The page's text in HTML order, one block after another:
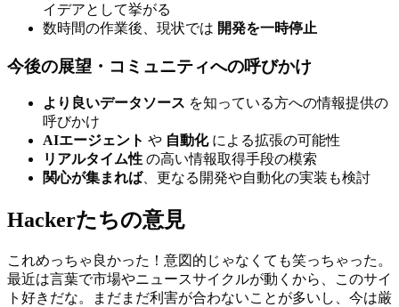
イデアとして挙がる
数時間の作業後、現状では 開発を一時停止
今後の展望・コミュニティへの呼びかけ
より良いデータソース を知っている方への情報提供の
呼びかけ
AIエージェント や 自動化による拡張の可能性
リアルタイム性 の高い情報取得手段の模索
関心が集まれば、更なる開発や自動化の実装も検討
Hackerたちの意見
これめっちゃ良かった！意図的じゃなくても笑っちゃった。
最近は言葉で市場やニュースサイクルが動くから、このサイ
ト好きだな。まだまだ利害が合わないことが多いし、今は厳